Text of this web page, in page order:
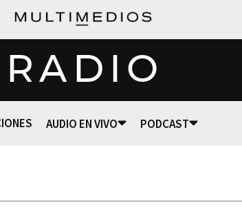
RADIO
AUDIO EN VIVO PODCAST